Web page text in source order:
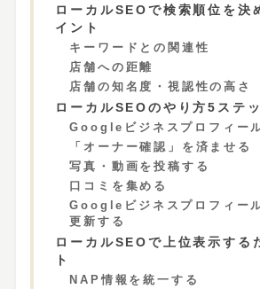
ローカルSEOで検索順位を決
イント
キーワードとの関連性
店舗への距離
店舗の知名度・視認性の高さ
ローカルSEOのやり方5ステ
Googleビジネスプロフィー
「オーナー確認」を済ませる
写真・動画を投稿する
口コミを集める
Googleビジネスプロフィー
更新する
ローカルSEOで上位表示する
ト
NAP情報を統一する